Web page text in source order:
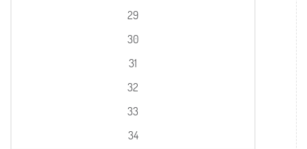
29
30
31
32
33
34